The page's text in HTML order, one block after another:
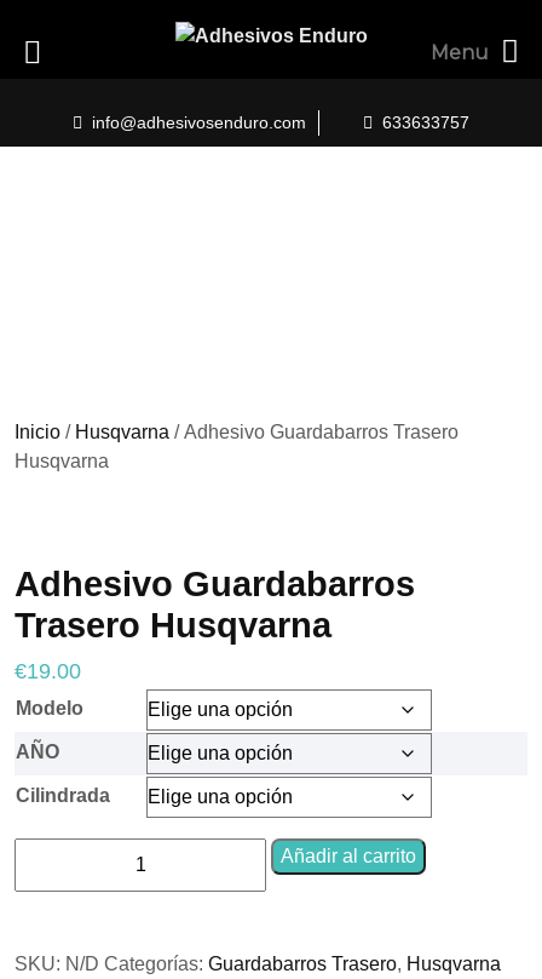
content
info@adhesivosenduro.com 633633757
Inicio / Husqvarna / Adhesivo Guardabarros Trasero
Husqvarna
Adhesivo Guardabarros
Trasero Husqvarna
€19.00
Modelo
AÑO
Cilindrada
cantidad
Añadir al carrito
SKU: N/D Categorías: Guardabarros Trasero, Husqvarna
Estas
son
Son
para que
web.
podamos
Menu